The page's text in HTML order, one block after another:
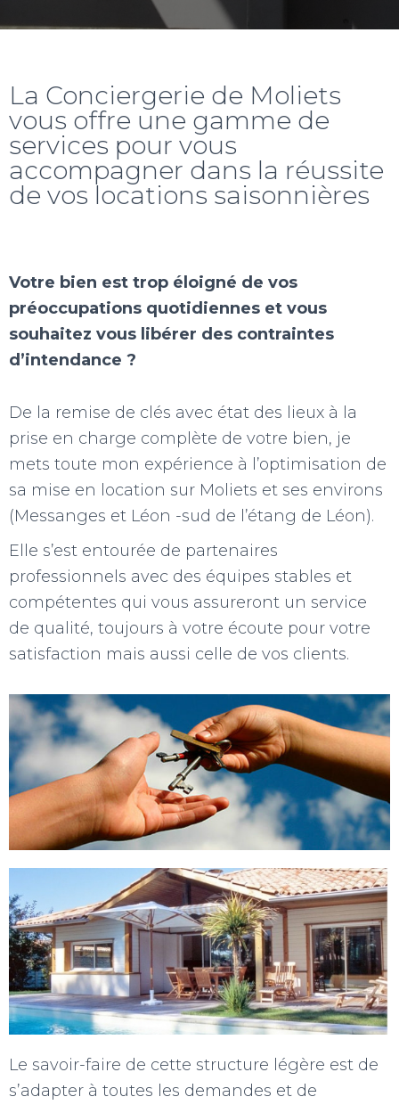
La Conciergerie de Moliets
vous offre une gamme de
services pour vous
accompagner dans la réussite
de vos locations saisonnières
Votre bien est trop éloigné de vos
préoccupations quotidiennes et vous
souhaitez vous libérer des contraintes
d’intendance ?
De la remise de clés avec état des lieux à la
prise en charge complète de votre bien, je
mets toute mon expérience à l’optimisation de
sa mise en location sur Moliets et ses environs
(Messanges et Léon -sud de l’étang de Léon).
Elle s’est entourée de partenaires
professionnels avec des équipes stables et
compétentes qui vous assureront un service
de qualité, toujours à votre écoute pour votre
satisfaction mais aussi celle de vos clients.
Le savoir-faire de cette structure légère est de
s’adapter à toutes les demandes et de